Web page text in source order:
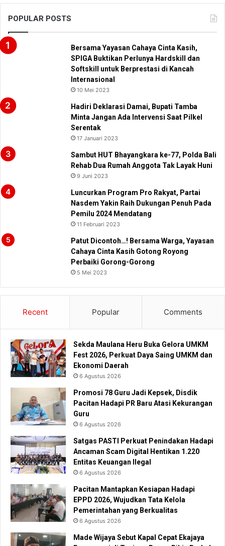
POPULAR POSTS
Bersama Yayasan Cahaya Cinta Kasih,
SPIGA Buktikan Perlunya Hardskill dan
Softskill untuk Berprestasi di Kancah
Internasional
10 Mei 2023
Hadiri Deklarasi Damai, Bupati Tamba
Minta Jangan Ada Intervensi Saat Pilkel
Serentak
17 Januari 2023
Sambut HUT Bhayangkara ke-77, Polda Bali
Rehab Dua Rumah Anggota Tak Layak Huni
9 Juni 2023
Luncurkan Program Pro Rakyat, Partai
Nasdem Yakin Raih Dukungan Penuh Pada
Pemilu 2024 Mendatang
11 Februari 2023
Patut Dicontoh…! Bersama Warga, Yayasan
Cahaya Cinta Kasih Gotong Royong
Perbaiki Gorong-Gorong
5 Mei 2023
Recent Popular Comments
Sekda Maulana Heru Buka Gelora UMKM
Fest 2026, Perkuat Daya Saing UMKM dan
Ekonomi Daerah
6 Agustus 2026
Promosi 78 Guru Jadi Kepsek, Disdik
Pacitan Hadapi PR Baru Atasi Kekurangan
Guru
6 Agustus 2026
Satgas PASTI Perkuat Penindakan Hadapi
Ancaman Scam Digital Hentikan 1.220
Entitas Keuangan Ilegal
6 Agustus 2026
Pacitan Mantapkan Kesiapan Hadapi
EPPD 2026, Wujudkan Tata Kelola
Pemerintahan yang Berkualitas
6 Agustus 2026
Made Wijaya Sebut Kapal Cepat Ekajaya